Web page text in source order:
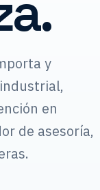
y
en
de asesoría,